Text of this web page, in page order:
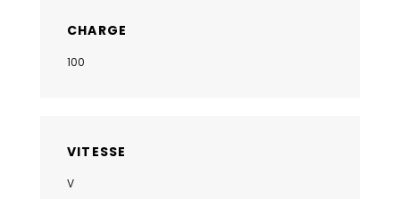
CHARGE
100
VITESSE
V